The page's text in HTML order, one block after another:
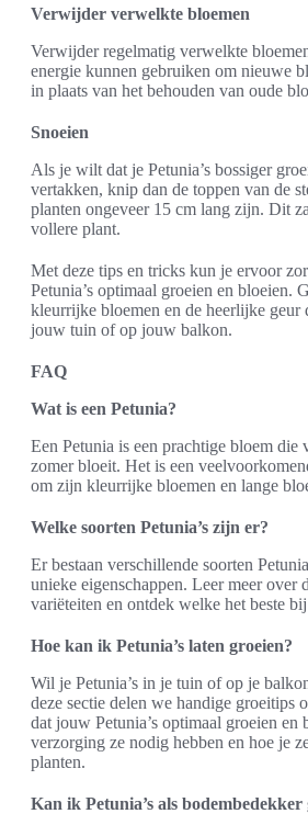
Verwijder verwelkte bloemen
Verwijder regelmatig verwelkte
energie kunnen gebruiken om nieuwe
in plaats van het behouden van oude
Snoeien
Als je wilt dat je Petunia’s bossiger
vertakken, knip dan de toppen van de
planten ongeveer 15 cm lang zijn. Dit
vollere plant.
Met deze tips en tricks kun je ervoor
Petunia’s optimaal groeien en bloeien.
kleurrijke bloemen en de heerlijke geur
jouw tuin of op jouw balkon.
FAQ
Wat is een Petunia?
Een Petunia is een prachtige bloem die
zomer bloeit. Het is een
om zijn kleurrijke bloemen en lange
Welke soorten Petunia’s zijn er?
Er bestaan verschillende soorten
unieke eigenschappen. Leer meer over
variëteiten en ontdek welke het beste
Hoe kan ik Petunia’s laten groeien?
Wil je Petunia’s in je tuin of op je
deze sectie delen we handige groeitips
dat jouw Petunia’s optimaal groeien
verzorging ze nodig hebben en hoe je
planten.
Kan ik Petunia’s als